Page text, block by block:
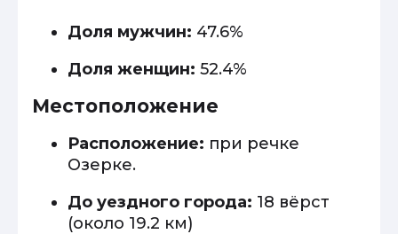
Доля мужчин: 47.6%
Доля женщин: 52.4%
Местоположение
Расположение: при речке
Озерке.
До уездного города: 18 вёрст
(около 19.2 км)